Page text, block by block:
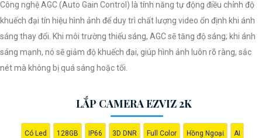
sát trở nên dễ dàng và chính xác hơn.
Công nghệ AGC (Auto Gain Control) là tính năng tự động điều chỉnh độ
khuếch đại tín hiệu hình ảnh để duy trì chất lượng video ổn định khi ánh
sáng thay đổi. Khi môi trường thiếu sáng, AGC sẽ tăng độ sáng; khi ánh
sáng mạnh, nó sẽ giảm độ khuếch đại, giúp hình ảnh luôn rõ ràng, sắc
nét mà không bị quá sáng hoặc tối.
LẮP CAMERA EZVIZ 2K
Có Led 128GB IP66 3D DNR Full Color Hồng Ngoại AI